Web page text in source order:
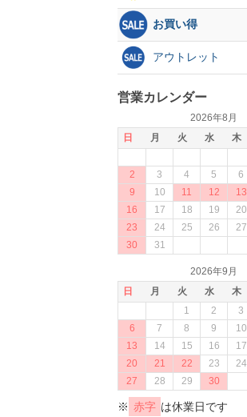
お買い得
アウトレット
営業カレンダー
2026年8月
日
月 火 水 木
2
3 4 5 6
9
10 11 12 13
16
17 18 19 20
23
24 25 26 27
30
31
2026年9月
日
月 火 水 木
1
2 3
6
7 8 9 10
13
14 15 16 17
20
21 22 23 24
27
28 29 30
※ 赤字 は休業日です